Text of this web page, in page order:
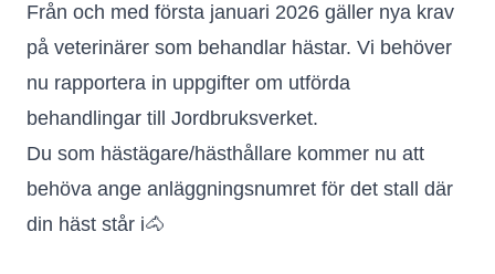
Från och med första januari 2026 gäller nya krav
på veterinärer som behandlar hästar. Vi behöver
nu rapportera in uppgifter om utförda
behandlingar till Jordbruksverket.
Du som hästägare/hästhållare kommer nu att
behöva ange anläggningsnumret för det stall där
din häst står i🐴